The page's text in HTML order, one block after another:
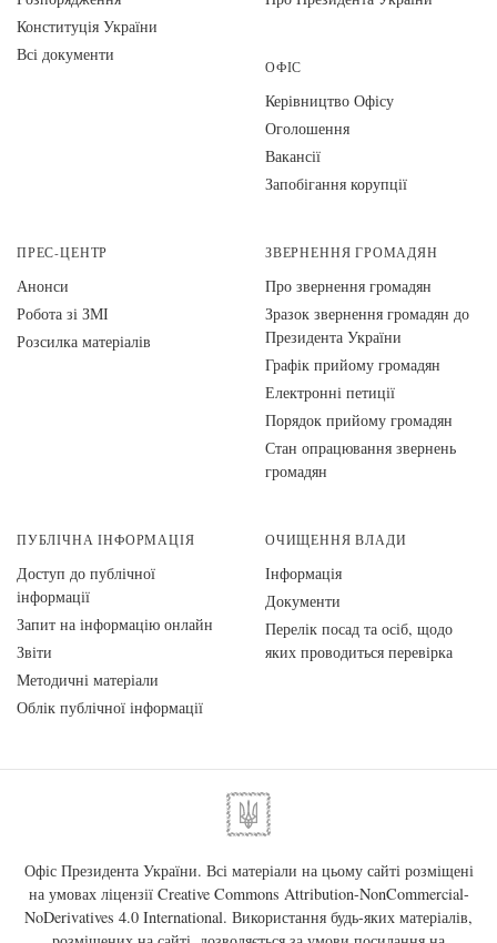
Конституція України
Всі документи
ОФІС
Керівництво Офісу
Оголошення
Вакансії
Запобігання корупції
ПРЕС-ЦЕНТР
Анонси
Робота зі ЗМІ
Розсилка матеріалів
ЗВЕРНЕННЯ ГРОМАДЯН
Про звернення громадян
Зразок звернення громадян до
Президента України
Графік прийому громадян
Електронні петиції
Порядок прийому громадян
Стан опрацювання звернень
громадян
ПУБЛІЧНА ІНФОРМАЦІЯ
Доступ до публічної
інформації
Запит на інформацію онлайн
Звіти
Методичні матеріали
Облік публічної інформації
ОЧИЩЕННЯ ВЛАДИ
Інформація
Документи
Перелік посад та осіб, щодо
яких проводиться перевірка
Офіс Президента України. Всі матеріали на цьому сайті розміщені
на умовах ліцензії Creative Commons Attribution-NonCommercial-
NoDerivatives 4.0 International. Використання будь-яких матеріалів,